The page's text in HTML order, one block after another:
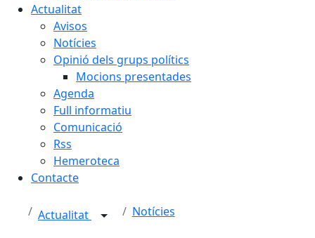
Actualitat
Avisos
Notícies
Opinió dels grups polítics
Mocions presentades
Agenda
Full informatiu
Comunicació
Rss
Hemeroteca
Contacte
Actualitat Notícies